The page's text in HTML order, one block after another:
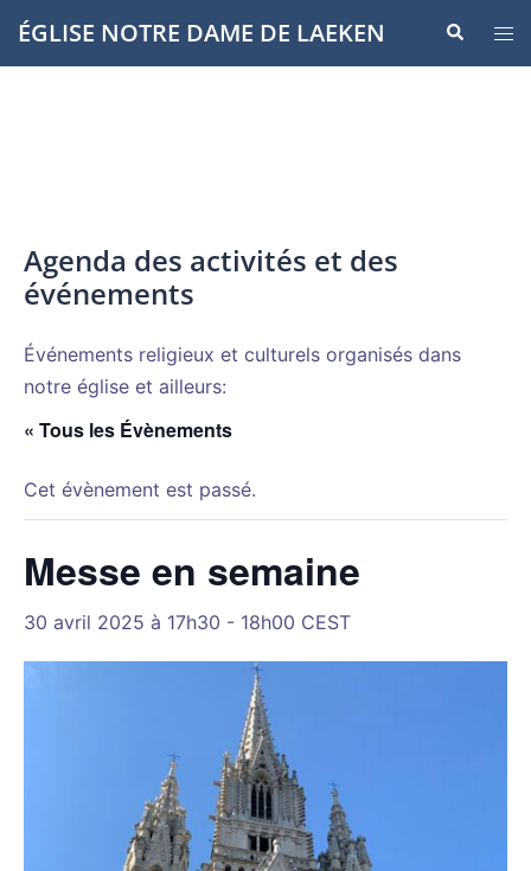
Aller
auÉGLISE NOTRE DAME DE LAEKEN
le
Agenda des activités et des
événements
Événements religieux et culturels organisés dans
notre église et ailleurs:
« Tous les Évènements
Cet évènement est passé.
Messe en semaine
30 avril 2025 à 17h30 - 18h00 CEST